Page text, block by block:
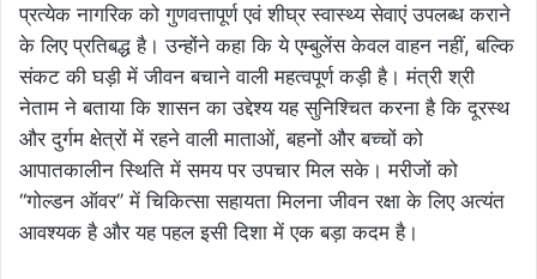
प्रत्येक नागरिक को गुणवत्तापूर्ण एवं शीघ्र स्वास्थ्य सेवाएं उपलब्ध कराने
के लिए प्रतिबद्ध है। उन्होंने कहा कि ये एम्बुलेंस केवल वाहन नहीं, बल्कि
संकट की घड़ी में जीवन बचाने वाली महत्वपूर्ण कड़ी है। मंत्री श्री
नेताम ने बताया कि शासन का उद्देश्य यह सुनिश्चित करना है कि दूरस्थ
और दुर्गम क्षेत्रों में रहने वाली माताओं, बहनों और बच्चों को
आपातकालीन स्थिति में समय पर उपचार मिल सके। मरीजों को
‘‘गोल्डन ऑवर’’ में चिकित्सा सहायता मिलना जीवन रक्षा के लिए अत्यंत
आवश्यक है और यह पहल इसी दिशा में एक बड़ा कदम है।